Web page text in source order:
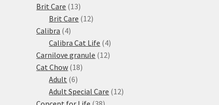
produktů
Brit Care 1313
produktů
Brit Care 1212
Calibra 44
produkty
Calibra Cat Life 44
produkty
Carnilove granule 1212
Cat Chow 1818
Adult 66
produktů
Adult Special Care 1212
38